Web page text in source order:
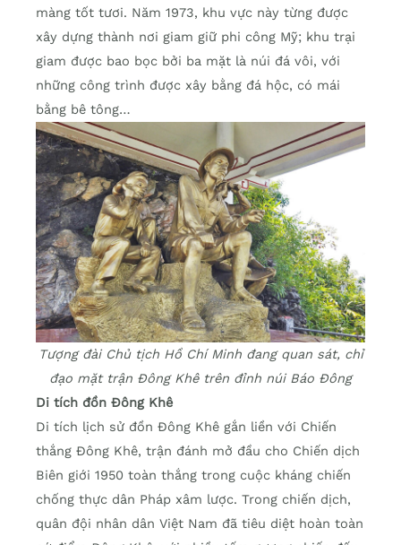
màng tốt tươi. Năm 1973, khu vực này từng được
xây dựng thành nơi giam giữ phi công Mỹ; khu trại
giam được bao bọc bởi ba mặt là núi đá vôi, với
những công trình được xây bằng đá hộc, có mái
bằng bê tông…
Tượng đài Chủ tịch Hồ Chí Minh đang quan sát, chỉ
đạo mặt trận Đông Khê trên đỉnh núi Báo Đông
Di tích đồn Đông Khê
Di tích lịch sử đồn Đông Khê gắn liền với Chiến
thắng Đông Khê, trận đánh mở đầu cho Chiến dịch
Biên giới 1950 toàn thắng trong cuộc kháng chiến
chống thực dân Pháp xâm lược. Trong chiến dịch,
quân đội nhân dân Việt Nam đã tiêu diệt hoàn toàn